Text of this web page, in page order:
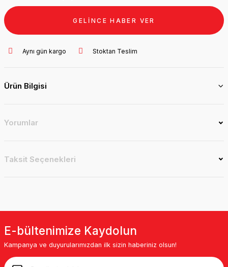
GELİNCE HABER VER
Aynı gün kargo Stoktan Teslim
Ürün Bilgisi
Yorumlar
Taksit Seçenekleri
E-bültenimize Kaydolun
Kampanya ve duyurularımızdan ilk sizin haberiniz olsun!